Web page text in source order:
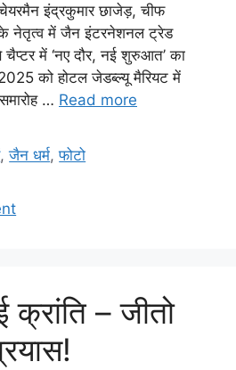
इंद्रकुमार छाजेड़, चीफ
नेतृत्व में जैन इंटरनेशनल ट्रेड
में ‘नए दौर, नई शुरुआत’ का
को होटल जेडब्ल्यू मैरियट में
… Read more
,जैन धर्म,फोटो
– जीतो